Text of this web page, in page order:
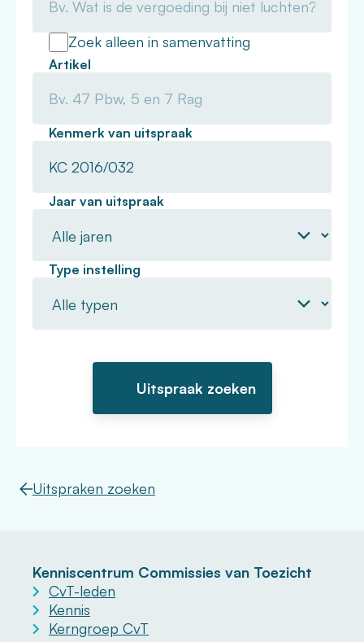
Zoek alleen in samenvatting
Artikel
Kenmerk van uitspraak
Jaar van uitspraak
Type instelling
Uitspraken zoeken
Kenniscentrum Commissies van Toezicht
CvT-leden
Kennis
Kerngroep CvT